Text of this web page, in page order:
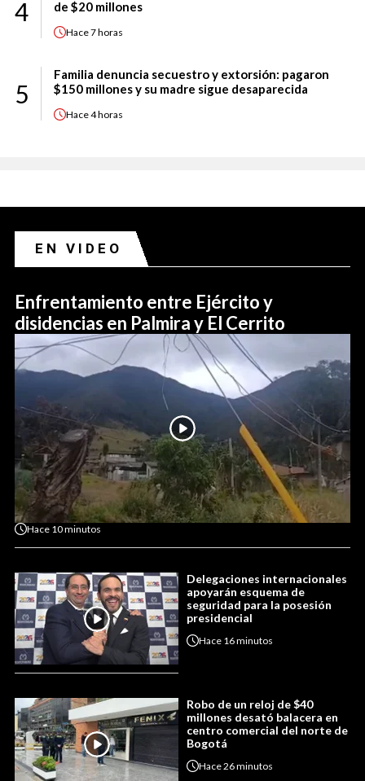
4
de $20 millones
Hace7 horas
5
Familia denuncia secuestro y extorsión: pagaron
$150 millones y su madre sigue desaparecida
Hace4 horas
EN VIDEO
Enfrentamiento entre Ejército y
disidencias en Palmira y El Cerrito
Hace 10 minutos
Delegaciones internacionales
apoyarán esquema de
seguridad para la posesión
presidencial
Hace 16 minutos
Robo de un reloj de $40
millones desató balacera en
centro comercial del norte de
Bogotá
Hace26 minutos